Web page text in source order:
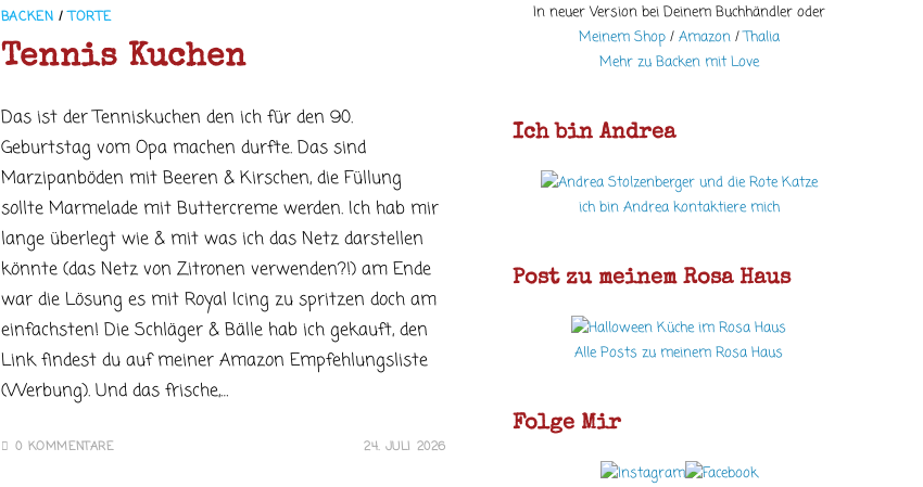
BACKEN /TORTE
Tennis Kuchen
Das ist der Tenniskuchen den ich für den 90.
Geburtstag vom Opa machen durfte. Das sind
Marzipanböden mit Beeren & Kirschen, die Füllung
sollte Marmelade mit Buttercreme werden. Ich hab mir
lange überlegt wie & mit was ich das Netz darstellen
könnte (das Netz von Zitronen verwenden?!) am Ende
war die Lösung es mit Royal Icing zu spritzen doch am
einfachsten! Die Schläger & Bälle hab ich gekauft, den
Link findest du auf meiner Amazon Empfehlungsliste
(Werbung). Und das frische,…
0 KOMMENTARE 24. JULI 2026
In neuer Version bei Deinem Buchhändler oder
Meinem Shop/ Amazon/Thalia
Mehr zu Backen mit Love
Ich bin Andrea
ich bin Andrea kontaktiere mich
Post zu meinem Rosa Haus
Alle Posts zu meinem Rosa Haus
Folge Mir